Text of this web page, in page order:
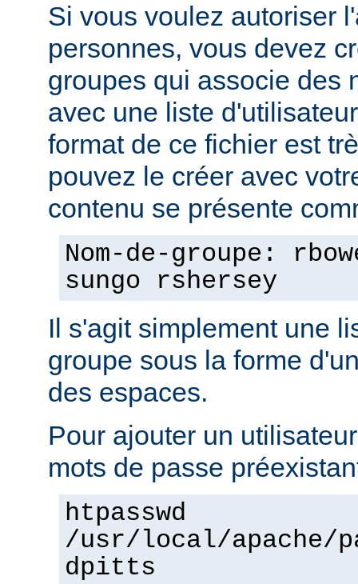
Si vous voulez autoriser
personnes, vous devez
groupes qui associe des
avec une liste
format de ce fichier est
pouvez le créer avec
contenu se présente
Nom-de-groupe:
sungo rshersey
Il s'agit simplement une
groupe sous la forme
des espaces.
Pour ajouter un
mots de passe
htpasswd
/usr/local/apache/
dpitts